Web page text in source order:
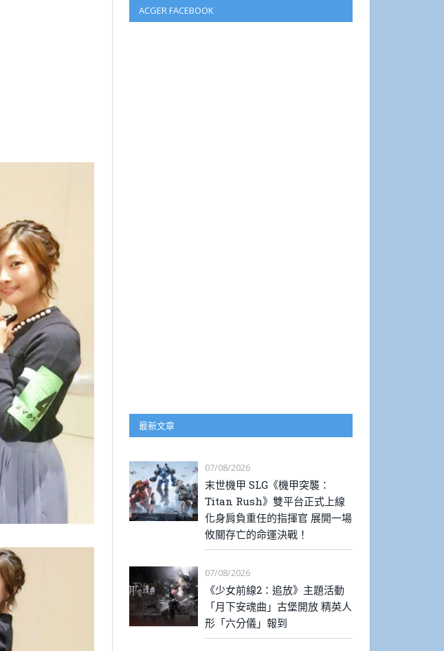
ACGER FACEBOOK
最新文章
07/08/2026
末世機甲 SLG《機甲突襲：
Titan Rush》雙平台正式上線
化身肩負重任的指揮官 展開一場
攸關存亡的命運決戰！
07/08/2026
《少女前線2：追放》主題活動
「月下安魂曲」古堡開放 精英人
形「六分儀」報到